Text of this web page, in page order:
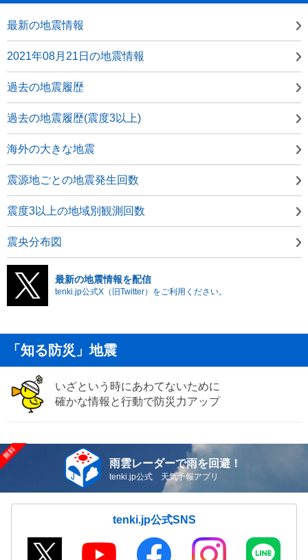
最新の地震情報
2021年08月21日の地震情報
過去の地震履歴
過去の地震履歴(震度3以上)
海外の大きな地震
震源地ごとの地震発生回数
震度3以上の地域別観測回数
震央分布図
最新の地震情報を配信
tenki.jp公式X（旧Twitter）をご利用ください。
「知る防災」地震
いざという時にあわてないために
確かな情報と行動で防災力アップ
雨雲レーダーで雨を回避！
tenki.jp公式 天気予報アプリ
tenki.jp公式SNS